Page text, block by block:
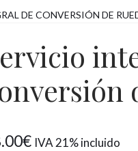
DE CONVERSIÓN DE
€ IVA 21% incluido